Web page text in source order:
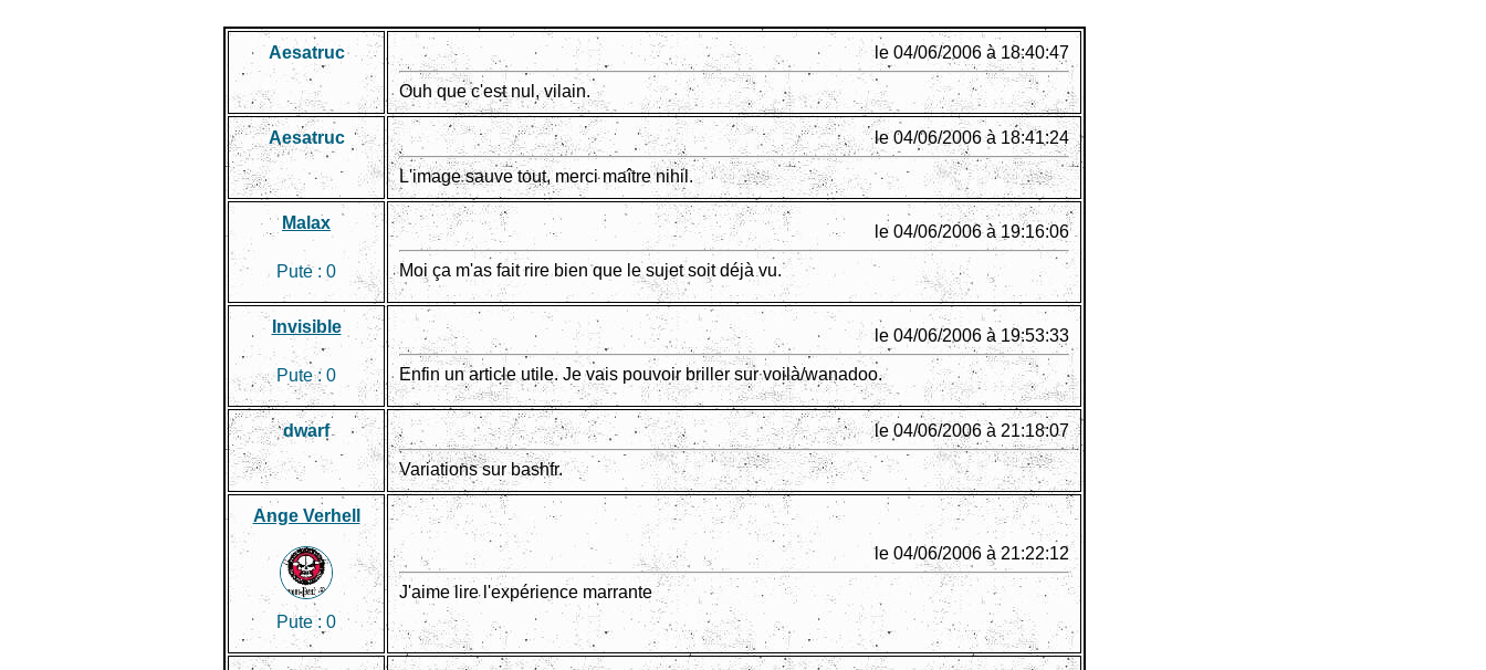
Aesatruc le 04/06/2006 à 18:40:47
Ouh que c'est nul, vilain.
Aesatruc le 04/06/2006 à 18:41:24
L'image sauve tout, merci maître nihil.
Malax
Pute : 0
le 04/06/2006 à 19:16:06
Moi ça m'as fait rire bien que le sujet soit déjà vu.
Invisible
Pute : 0
le 04/06/2006 à 19:53:33
Enfin un article utile. Je vais pouvoir briller sur voilà/wanadoo.
dwarf le 04/06/2006 à 21:18:07
Variations sur bashfr.
Ange Verhell
Pute : 0
le 04/06/2006 à 21:22:12
J'aime lire l'expérience marrante